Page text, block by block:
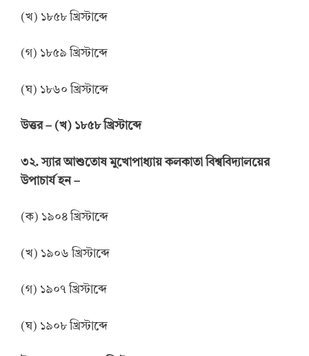
(খ) ১৮৫৮ খ্রিস্টাব্দে
(গ) ১৮৫৯ খ্রিস্টাব্দে
(ঘ) ১৮৬০ খ্রিস্টাব্দে
উত্তর– (খ) ১৮৫৮ খ্রিস্টাব্দে
৩২. স্যার আশুতোষ মুখোপাধ্যায় কলকাতা বিশ্ববিদ্যালয়ের
উপাচার্য হন –
(ক) ১৯০৪ খ্রিস্টাব্দে
(খ) ১৯০৬ খ্রিস্টাব্দে
(গ) ১৯০৭ খ্রিস্টাব্দে
(ঘ) ১৯০৮ খ্রিস্টাব্দে